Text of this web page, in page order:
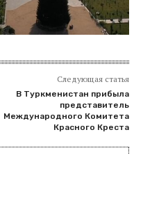
Следующая статья
В Туркменистан прибыла
представитель
Международного Комитета
Красного Креста